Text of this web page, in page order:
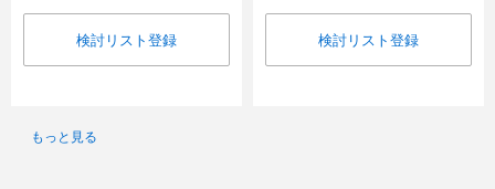
検討リスト登録 検討リスト登録
もっと見る